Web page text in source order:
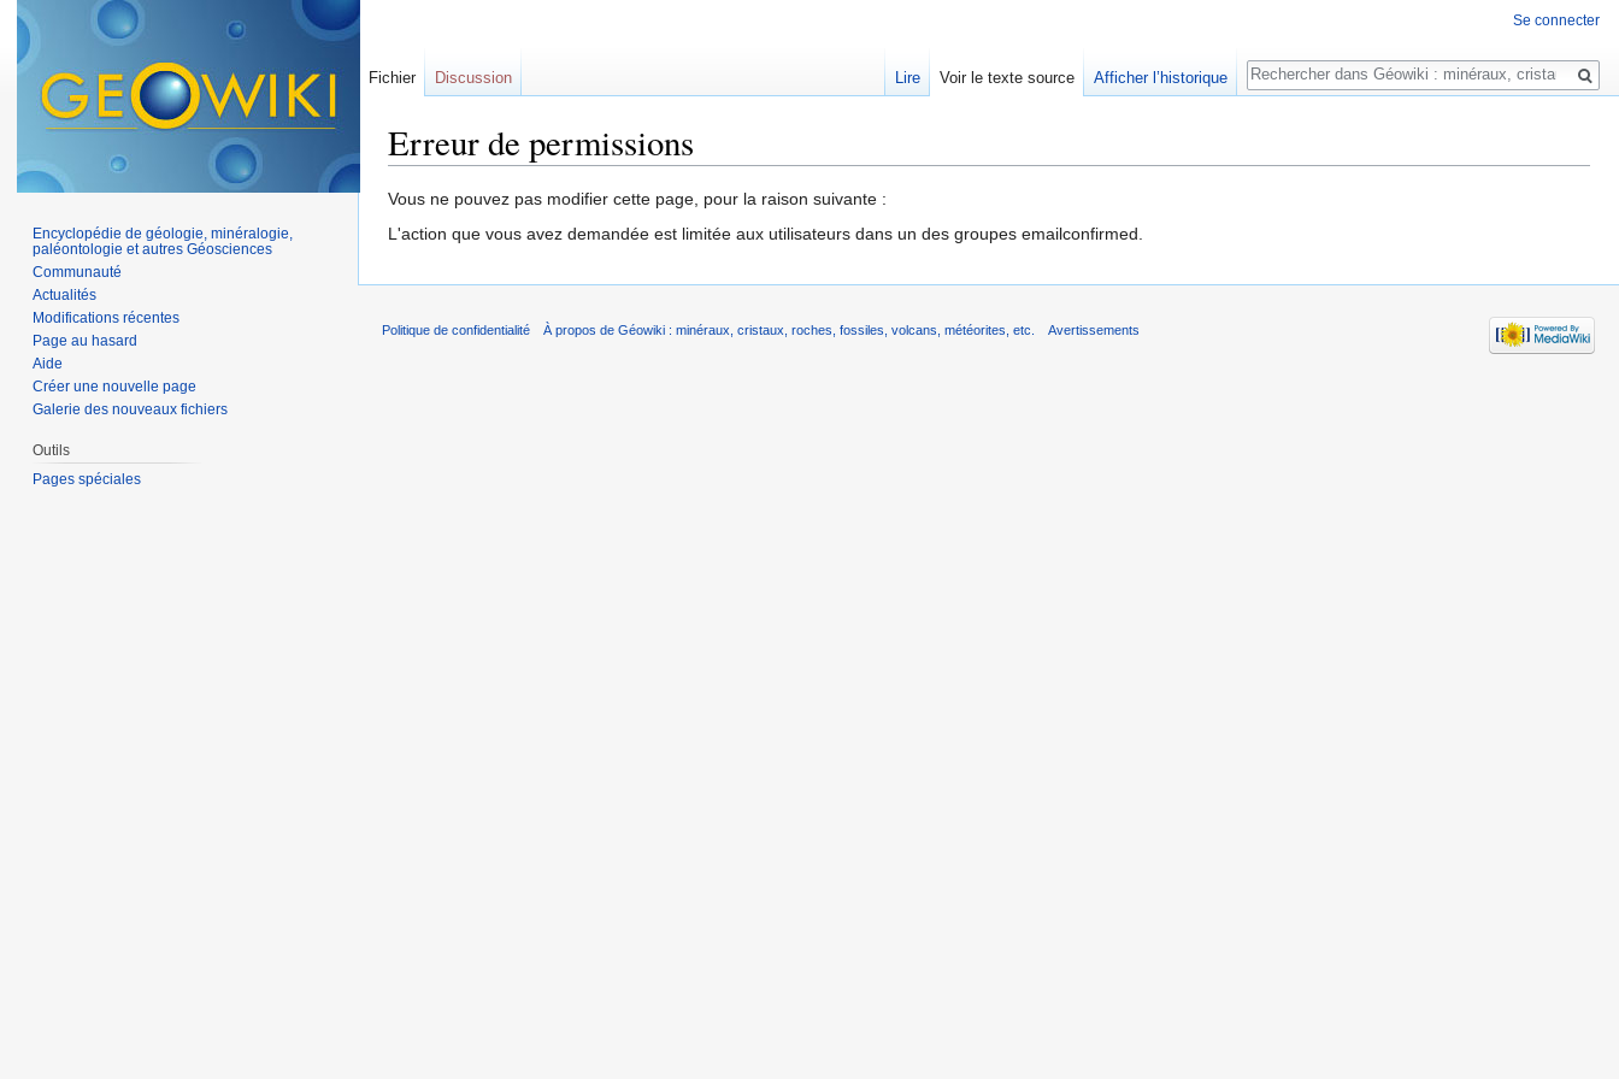
Erreur de permissions
Vous ne pouvez pas modifier cette page, pour la raison suivante :
L'action que vous avez demandée est limitée aux utilisateurs dans un des groupes emailconfirmed.
Se connecter
Fichier Discussion Lire Voir le texte source Afficher l’historique
Rechercher
Encyclopédie de géologie, minéralogie,
paléontologie et autres Géosciences
Communauté
Actualités
Modifications récentes
Page au hasard
Aide
Créer une nouvelle page
Galerie des nouveaux fichiers
Outils
Pages spéciales
Politique de confidentialité À propos de Géowiki : minéraux, cristaux, roches, fossiles, volcans, météorites, etc. Avertissements